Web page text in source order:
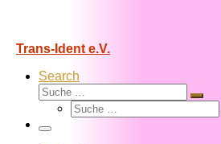
Trans-Ident e.V.
Search
Suche
Suche
Suche
Menü